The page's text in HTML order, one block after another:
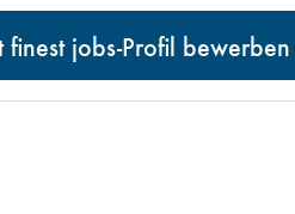
finest jobs-Profil bewerben